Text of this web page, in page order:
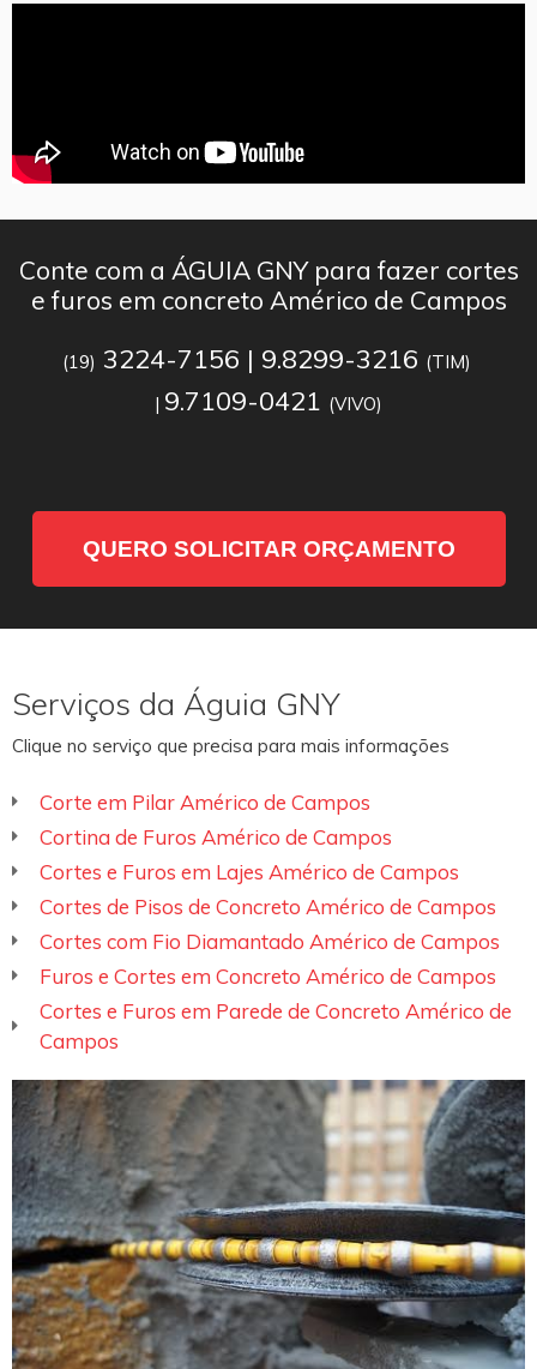
Conte com a ÁGUIA GNY para fazer cortes
e furos em concreto Américo de Campos
(19) 3224-7156 | 9.8299-3216 (TIM)
| 9.7109-0421 (VIVO)
QUERO SOLICITAR ORÇAMENTO
Serviços da Águia GNY
Clique no serviço que precisa para mais informações
Corte em Pilar Américo de Campos
Cortina de Furos Américo de Campos
Cortes e Furos em Lajes Américo de Campos
Cortes de Pisos de Concreto Américo de Campos
Cortes com Fio Diamantado Américo de Campos
Furos e Cortes em Concreto Américo de Campos
Cortes e Furos em Parede de Concreto Américo de
Campos